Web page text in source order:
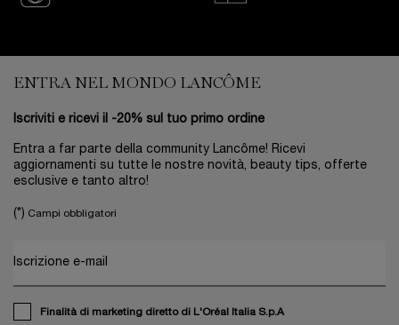
ENTRA NEL MONDO LANCÔME
Iscriviti e ricevi il -20% sul tuo primo ordine
Entra a far parte della community Lancôme! Ricevi
aggiornamenti su tutte le nostre novità, beauty tips, offerte
esclusive e tanto altro!
(*) Campi obbligatori
Iscrizione e-mail
Finalità di marketing diretto di L'Oréal Italia S.p.A